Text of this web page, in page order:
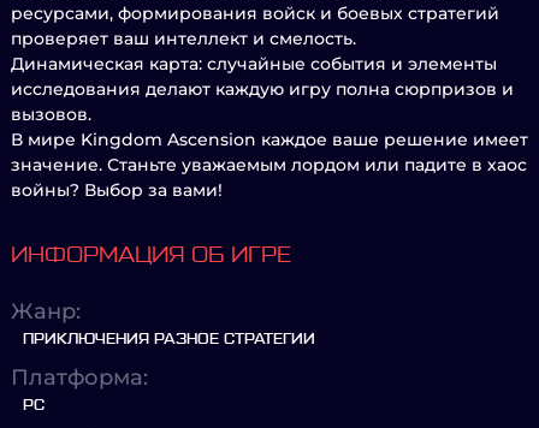
ресурсами, формирования войск и боевых стратегий
проверяет ваш интеллект и смелость.
Динамическая карта: случайные события и элементы
исследования делают каждую игру полна сюрпризов и
вызовов.
В мире Kingdom Ascension каждое ваше решение имеет
значение. Станьте уважаемым лордом или падите в хаос
войны? Выбор за вами!
ИНФОРМАЦИЯ ОБ ИГРЕ
Жанр:
ПРИКЛЮЧЕНИЯ РАЗНОЕ СТРАТЕГИИ
Платформа:
PC